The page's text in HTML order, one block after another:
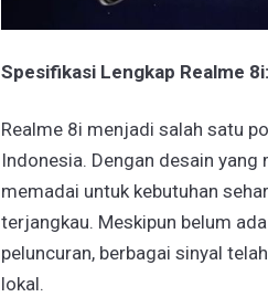
Spesifikasi Lengkap Realme
Realme 8i menjadi salah satu
Indonesia. Dengan desain
memadai untuk kebutuhan
terjangkau. Meskipun belum
peluncuran, berbagai sinyal
lokal.